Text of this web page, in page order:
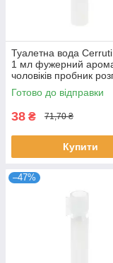
Туалетна вода
1 мл фужерний
чоловіків пробник
оригінальний парфум
Черруті
Готово до відправки
38 ₴ 71,70 ₴
Купити
–47%